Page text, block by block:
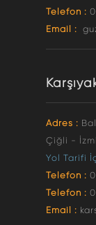
Telefon :
Email :
Adres :
Çiğli -
Yol Tarifi
Telefon :
Telefon :
Email :